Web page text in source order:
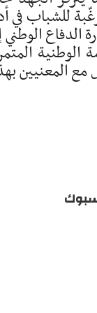
للشباب في
الدفاع
الوطنية
مع المعنيين